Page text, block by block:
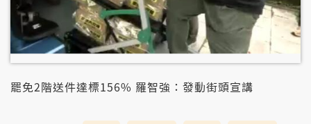
罷免2階送件達標156% 羅智強：發動街頭宣講